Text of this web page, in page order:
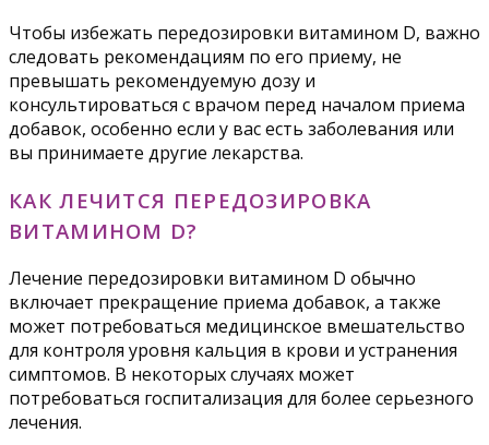
Чтобы избежать передозировки витамином D, важно
следовать рекомендациям по его приему, не
превышать рекомендуемую дозу и
консультироваться с врачом перед началом приема
добавок, особенно если у вас есть заболевания или
вы принимаете другие лекарства.
КАК ЛЕЧИТСЯ ПЕРЕДОЗИРОВКА
ВИТАМИНОМ D?
Лечение передозировки витамином D обычно
включает прекращение приема добавок, а также
может потребоваться медицинское вмешательство
для контроля уровня кальция в крови и устранения
симптомов. В некоторых случаях может
потребоваться госпитализация для более серьезного
лечения.